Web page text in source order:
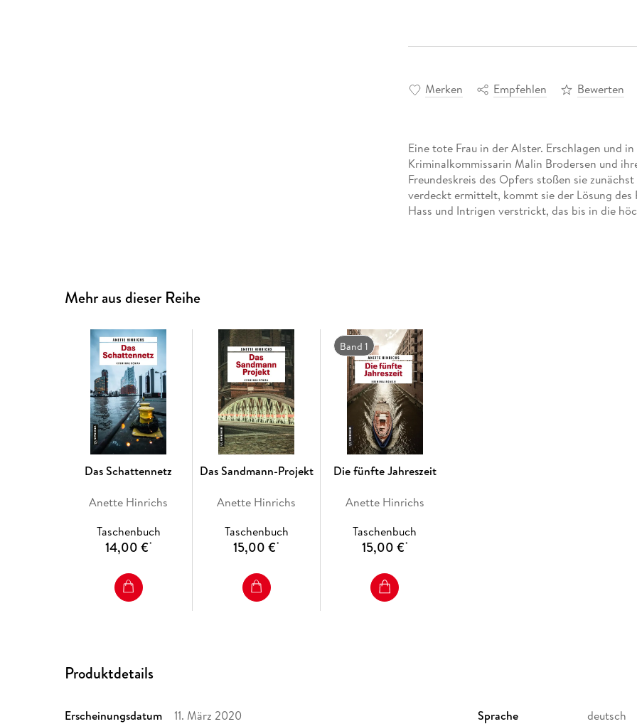
Merken Empfehlen Bewerten
Eine tote Frau in der Alster. Erschlagen und
Kriminalkommissarin Malin Brodersen und
Freundeskreis des Opfers stoßen sie
verdeckt ermittelt, kommt sie der Lösung des
Hass und Intrigen verstrickt, das bis in die
Mehr aus dieser Reihe
Das Schattennetz
Anette Hinrichs
Taschenbuch
14,00 €*
Das Sandmann-Projekt
Anette Hinrichs
Taschenbuch
15,00 €*
Band 1
Die fünfte Jahreszeit
Anette Hinrichs
Taschenbuch
15,00 €*
Produktdetails
Erscheinungsdatum 11. März 2020 Sprache
deutsch